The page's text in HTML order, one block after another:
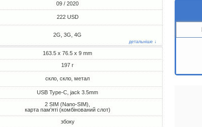
09 / 2020
222 USD
2G, 3G, 4G
детальніше ↓
163.5 x 76.5 x 9 mm
197 г
скло, скло, метал
USB Type-C, jack 3.5mm
2 SIM (Nano-SIM),
карта пам'яті (комбінований слот)
збоку